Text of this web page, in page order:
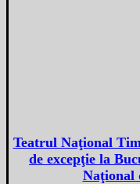
Teatrul Naţional
de excepţie la
Naţional